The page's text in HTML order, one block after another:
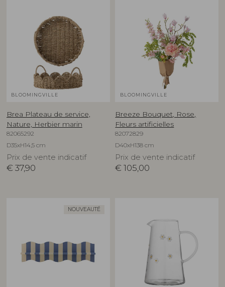
BLOOMINGVILLE
Brea Plateau de service,
Nature, Herbier marin
82065292
D35xH14,5 cm
Prix de vente indicatif
€ 37,90
BLOOMINGVILLE
Breeze Bouquet, Rose,
Fleurs artificielles
82072829
D40xH138 cm
Prix de vente indicatif
€ 105,00
NOUVEAUTÉ